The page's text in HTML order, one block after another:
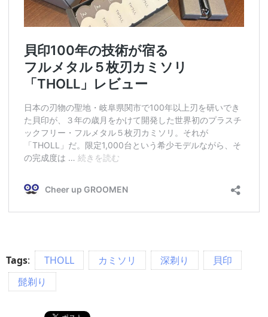
Tags: THOLL カミソリ 深剃り
貝印
髭剃り